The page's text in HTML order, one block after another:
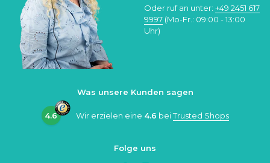
Oder ruf an unter: +49 2451 617
9997 (Mo-Fr.: 09:00 - 13:00
Uhr)
Was unsere Kunden sagen
4.6 Wir erzielen eine 4.6 beiTrusted Shops
Folge uns